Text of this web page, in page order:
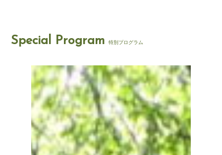
Special Program 特別プログラム